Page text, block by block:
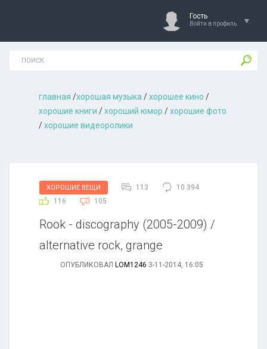
Гость
Войти в профиль
главная /хорошая музыкa /хорошее кино /
хорошие книги /хороший юмор /хорошие фото
/хорошие видеоролики
ХОРОШИЕ ВЕЩИ 113
10 394
116
105
Rook - discography (2005-2009) /
alternative rock, grange
ОПУБЛИКОВАЛ LOM1246 3-11-2014, 16:05